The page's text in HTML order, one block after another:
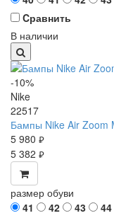
Cравнить
В наличии
-10%
Nike
22517
Бампы Nike Air Zoom
5 980 руб.
5 382 руб.
размер обуви
41
42 43 44